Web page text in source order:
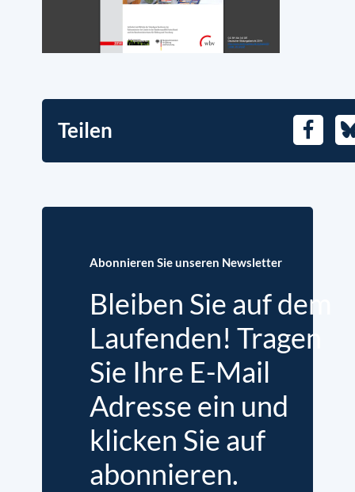
Teilen
Abonnieren Sie unseren Newsletter
Bleiben Sie auf dem
Laufenden! Tragen
Sie Ihre E-Mail
Adresse ein und
klicken Sie auf
abonnieren.